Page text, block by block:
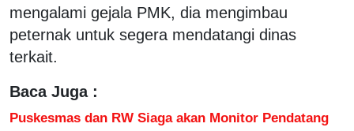
mengalami gejala PMK, dia mengimbau
peternak untuk segera mendatangi dinas
terkait.
Baca Juga :
Puskesmas dan RW Siaga akan Monitor Pendatang